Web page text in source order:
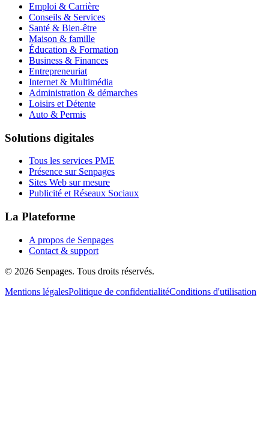
Emploi & Carrière
Conseils & Services
Santé & Bien-être
Maison & famille
Éducation & Formation
Business & Finances
Entrepreneuriat
Internet & Multimédia
Administration & démarches
Loisirs et Détente
Auto & Permis
Solutions digitales
Tous les services PME
Présence sur Senpages
Sites Web sur mesure
Publicité et Réseaux Sociaux
La Plateforme
A propos de Senpages
Contact & support
© 2026 Senpages. Tous droits réservés.
Mentions légalesPolitique de confidentialitéConditions d'utilisation